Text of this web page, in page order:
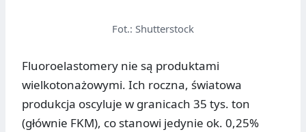
Fot.: Shutterstock
Fluoroelastomery nie są produktami
wielkotonażowymi. Ich roczna, światowa
produkcja oscyluje w granicach 35 tys. ton
(głównie FKM), co stanowi jedynie ok. 0,25%